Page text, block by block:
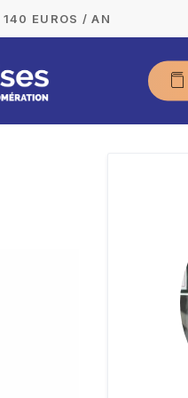
140 EUROS / AN